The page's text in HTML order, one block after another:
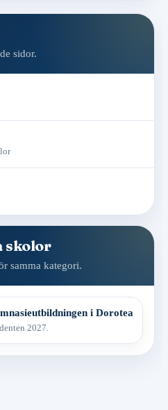
sidor.
skolor
samma kategori.
i Dorotea
2027.